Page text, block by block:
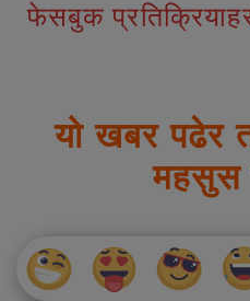
फेसबुक
यो खबर पढेर
महसुस